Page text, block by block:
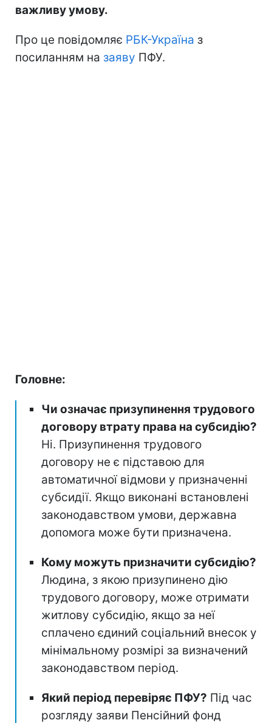
важливу умову.
Про це повідомляє РБК-Україна з
посиланням на заяву ПФУ.
Головне:
Чи означає призупинення трудового
договору втрату права на субсидію?
Ні. Призупинення трудового
договору не є підставою для
автоматичної відмови у призначенні
субсидії. Якщо виконані встановлені
законодавством умови, державна
допомога може бути призначена.
Кому можуть призначити субсидію?
Людина, з якою призупинено дію
трудового договору, може отримати
житлову субсидію, якщо за неї
сплачено єдиний соціальний внесок у
мінімальному розмірі за визначений
законодавством період.
Який період перевіряє ПФУ? Під час
розгляду заяви Пенсійний фонд